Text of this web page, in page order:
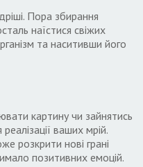
Пора збирання
наїстися свіжих
та наситивши його
картину чи зайнятись
ваших мрій.
розкрити нові грані
позитивних емоцій.